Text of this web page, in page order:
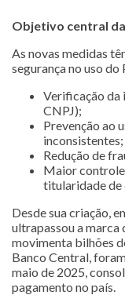
Objetivo central
As novas medidas
segurança no uso
Verificação da
CNPJ);
Prevenção ao
inconsistentes;
Redução de
Maior controle
titularidade de
Desde sua criação,
ultrapassou a marca
movimenta bilhões
Banco Central,
maio de 2025,
pagamento no país.